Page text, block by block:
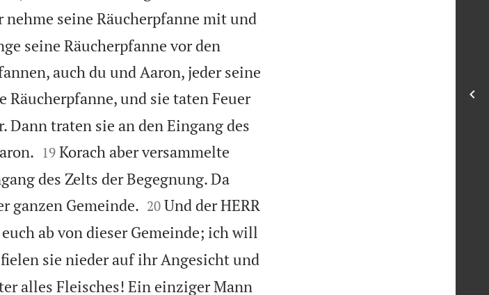
nehme seine Räucherpfanne mit und
seine Räucherpfanne vor den
auch du und Aaron, jeder seine
Räucherpfanne, und sie taten Feuer
Dann traten sie an den Eingang des

19 Korach aber versammelte
des Zelts der Begegnung. Da
ganzen Gemeinde.
20 Und der HERR
ab von dieser Gemeinde; ich will
sie nieder auf ihr Angesicht und
alles Fleisches! Ein einziger Mann